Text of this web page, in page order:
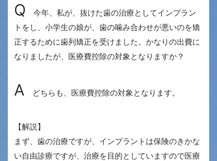
Q 今年、私が、抜けた歯の治療としてインプラン
トをし、小学生の娘が、歯の噛み合わせが悪いのを矯
正するために歯列矯正を受けました。かなりの出費に
なりましたが、医療費控除の対象となりますか？
A どちらも、医療費控除の対象となります。
【解説】
まず、歯の治療ですが、インプラントは保険のきかな
い自由診療ですが、治療を目的としていますので医療